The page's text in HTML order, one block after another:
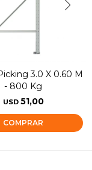
3.0 X 0.60 M
- 800 Kg
USD 51,00